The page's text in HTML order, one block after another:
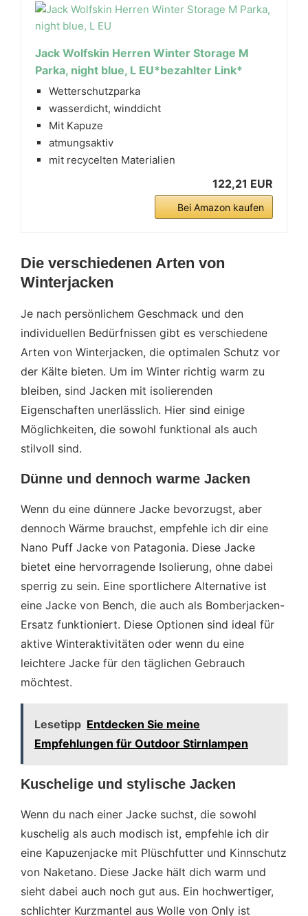
Jack Wolfskin Herren Winter Storage M
Parka, night blue, L EU*bezahlter Link*
Wetterschutzparka
wasserdicht, winddicht
Mit Kapuze
atmungsaktiv
mit recycelten Materialien
122,21 EUR
Bei Amazon kaufen
Die verschiedenen Arten von
Winterjacken
Je nach persönlichem Geschmack und den
individuellen Bedürfnissen gibt es verschiedene
Arten von Winterjacken, die optimalen Schutz vor
der Kälte bieten. Um im Winter richtig warm zu
bleiben, sind Jacken mit isolierenden
Eigenschaften unerlässlich. Hier sind einige
Möglichkeiten, die sowohl funktional als auch
stilvoll sind.
Dünne und dennoch warme Jacken
Wenn du eine dünnere Jacke bevorzugst, aber
dennoch Wärme brauchst, empfehle ich dir eine
Nano Puff Jacke von Patagonia. Diese Jacke
bietet eine hervorragende Isolierung, ohne dabei
sperrig zu sein. Eine sportlichere Alternative ist
eine Jacke von Bench, die auch als Bomberjacken-
Ersatz funktioniert. Diese Optionen sind ideal für
aktive Winteraktivitäten oder wenn du eine
leichtere Jacke für den täglichen Gebrauch
möchtest.
Lesetipp Entdecken Sie meine
Empfehlungen für Outdoor Stirnlampen
Kuschelige und stylische Jacken
Wenn du nach einer Jacke suchst, die sowohl
kuschelig als auch modisch ist, empfehle ich dir
eine Kapuzenjacke mit Plüschfutter und Kinnschutz
von Naketano. Diese Jacke hält dich warm und
sieht dabei auch noch gut aus. Ein hochwertiger,
schlichter Kurzmantel aus Wolle von Only ist